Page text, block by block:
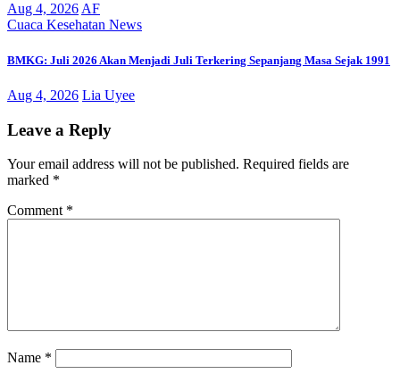
Aug 4, 2026AF
Cuaca Kesehatan News
BMKG: Juli 2026 Akan Menjadi Juli Terkering Sepanjang Masa Sejak 1991
Aug 4, 2026 Lia Uyee
Leave a Reply
Your email address will not be published. Required fields are
marked *
Comment *
Name *